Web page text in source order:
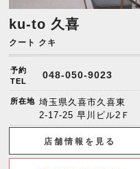
ku-to 久喜
クート クキ
予約
TEL
048-050-9023
所在地 埼玉県久喜市久喜東
2-17-25 早川ビル2Ｆ
店舗情報を見る